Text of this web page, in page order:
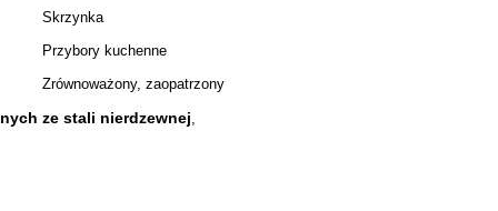
Skrzynka
Przybory kuchenne
Zrównoważony, zaopatrzony
ze stali nierdzewnej,